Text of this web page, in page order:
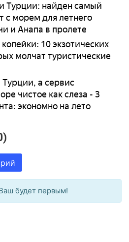
Турции: найден самый
с морем для летнего
и Анапа в пролете
10 экзотических
молчат туристические
а сервис
чистое как слеза - 3
экономно на лето
будет первым!